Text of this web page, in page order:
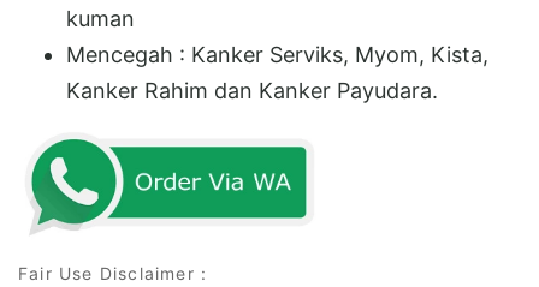
kuman
Mencegah : Kanker Serviks, Myom, Kista,
Kanker Rahim dan Kanker Payudara.
Fair Use Disclaimer :